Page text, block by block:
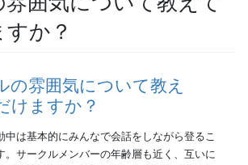
か？
の雰囲気について教え
けますか？
中は基本的にみんなで会話をしながら登るこ
。サークルメンバーの年齢層も近く、互いに